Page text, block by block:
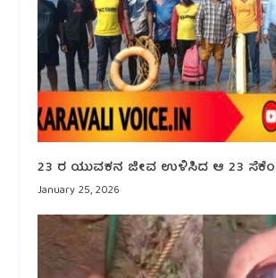
23 ರ ಯುವಕನ ಜೀವ ಉಳಿಸಿದ ಆ 23
January 25, 2026